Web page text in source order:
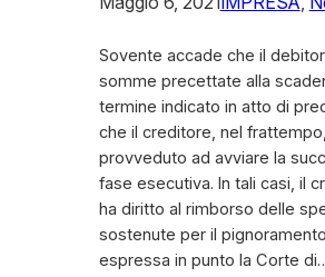
Sovente accade che il
somme precettate alla
termine indicato in atto di
che il creditore, nel
provveduto ad avviare la
fase esecutiva. In tali casi, il
ha diritto al rimborso delle
sostenute per il
espressa in punto la Corte